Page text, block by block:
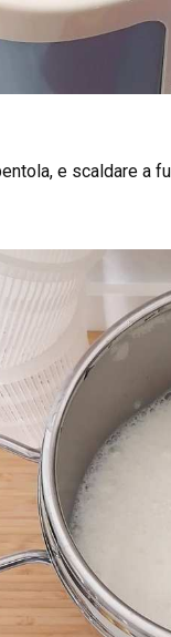
e scaldare a